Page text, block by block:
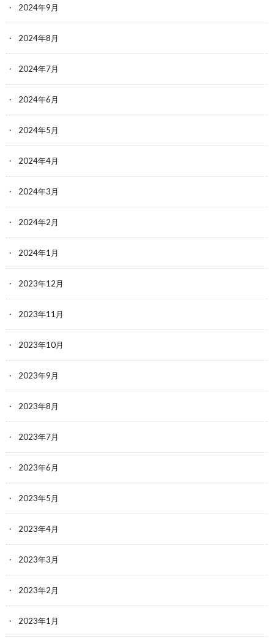
2024年9月
2024年8月
2024年7月
2024年6月
2024年5月
2024年4月
2024年3月
2024年2月
2024年1月
2023年12月
2023年11月
2023年10月
2023年9月
2023年8月
2023年7月
2023年6月
2023年5月
2023年4月
2023年3月
2023年2月
2023年1月